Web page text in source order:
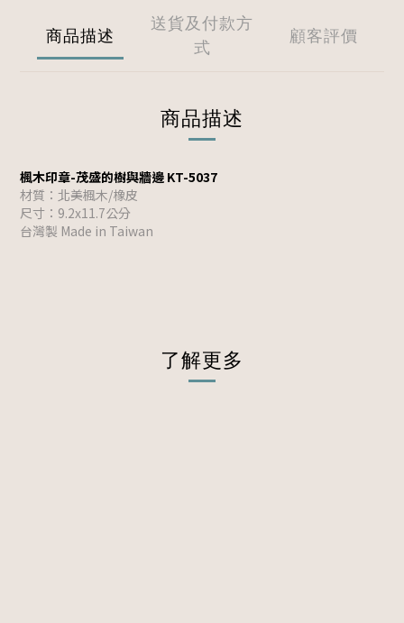
商品描述
送貨及付款方
式
顧客評價
商品描述
楓木印章-茂盛的樹與牆邊 KT-5037
材質：北美楓木/橡皮
尺寸：9.2x11.7公分
台灣製 Made in Taiwan
了解更多